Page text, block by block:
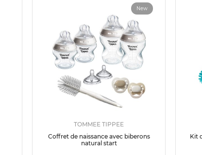
New
TOMMEE TIPPEE
Coffret de naissance avec biberons
natural start
Kit